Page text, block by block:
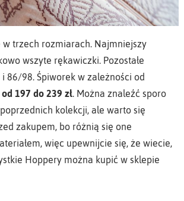
w trzech rozmiarach. Najmniejszy
wszyte rękawiczki. Pozostałe
86/98. Śpiworek w zależności od
od 197 do 239 zł. Można znaleźć sporo
kolekcji, ale warto się
zakupem, bo różnią się one
więc upewnijcie się, że wiecie,
Hoppery można kupić w sklepie